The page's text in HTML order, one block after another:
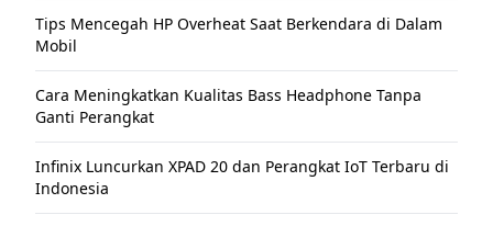
Tips Mencegah HP Overheat Saat Berkendara di Dalam
Mobil
Cara Meningkatkan Kualitas Bass Headphone Tanpa
Ganti Perangkat
Infinix Luncurkan XPAD 20 dan Perangkat IoT Terbaru di
Indonesia